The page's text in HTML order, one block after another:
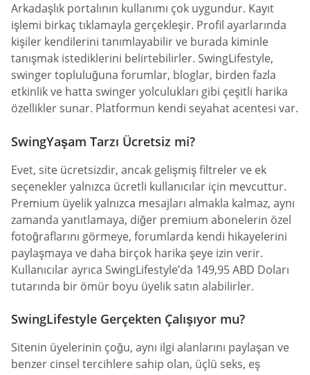
Arkadaşlık portalının kullanımı çok uygundur. Kayıt
işlemi birkaç tıklamayla gerçekleşir. Profil ayarlarında
kişiler kendilerini tanımlayabilir ve burada kiminle
tanışmak istediklerini belirtebilirler. SwingLifestyle,
swinger topluluğuna forumlar, bloglar, birden fazla
etkinlik ve hatta swinger yolculukları gibi çeşitli harika
özellikler sunar. Platformun kendi seyahat acentesi var.
SwingYaşam Tarzı Ücretsiz mi?
Evet, site ücretsizdir, ancak gelişmiş filtreler ve ek
seçenekler yalnızca ücretli kullanıcılar için mevcuttur.
Premium üyelik yalnızca mesajları almakla kalmaz, aynı
zamanda yanıtlamaya, diğer premium abonelerin özel
fotoğraflarını görmeye, forumlarda kendi hikayelerini
paylaşmaya ve daha birçok harika şeye izin verir.
Kullanıcılar ayrıca SwingLifestyle’da 149,95 ABD Doları
tutarında bir ömür boyu üyelik satın alabilirler.
SwingLifestyle Gerçekten Çalışıyor mu?
Sitenin üyelerinin çoğu, aynı ilgi alanlarını paylaşan ve
benzer cinsel tercihlere sahip olan, üçlü seks, eş